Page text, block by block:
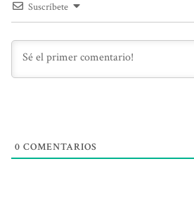
Suscríbete
0 COMENTARIOS